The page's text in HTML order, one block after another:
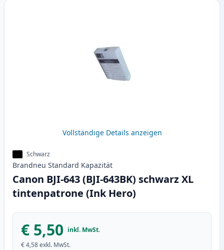
Vollständige Details anzeigen
Schwarz
Brandneu Standard Kapazität
Canon BJI-643 (BJI-643BK) schwarz XL
tintenpatrone (Ink Hero)
€ 5,50 inkl. MwSt.
€ 4,58exkl. MwSt.